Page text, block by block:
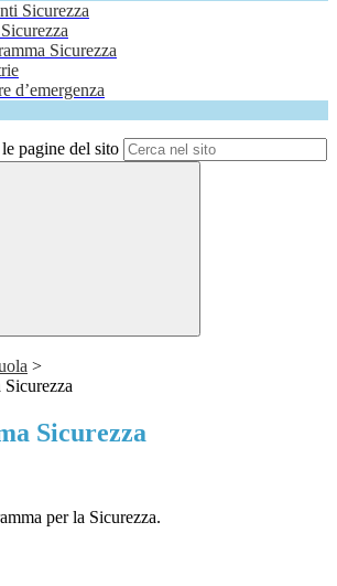
Sicurezza
Sicurezza
d’emergenza
pagine del sito
>
Sicurezza
per la Sicurezza.